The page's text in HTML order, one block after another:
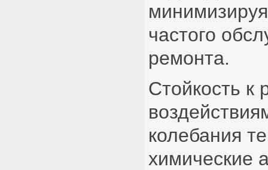
частого
ремонта.
Стойкость к
колебания
химические